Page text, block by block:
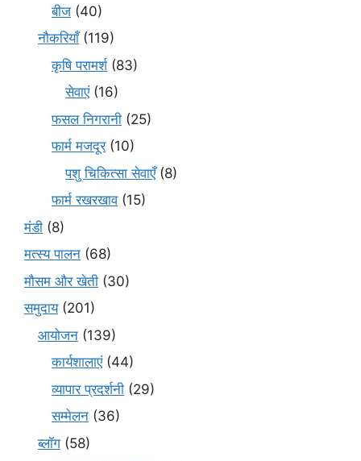
बीज (40)
नौकरियाँ(119)
कृषि परामर्श(83)
सेवाएं(16)
फसल निगरानी (25)
फार्म मजदूर(10)
पशु चिकित्सा सेवाएँ(8)
फार्म रखरखाव(15)
मंडी (8)
मत्स्य पालन (68)
मौसम और खेती (30)
समुदाय(201)
आयोजन (139)
कार्यशालाएं(44)
व्यापार प्रदर्शनी (29)
सम्मेलन (36)
ब्लॉग (58)